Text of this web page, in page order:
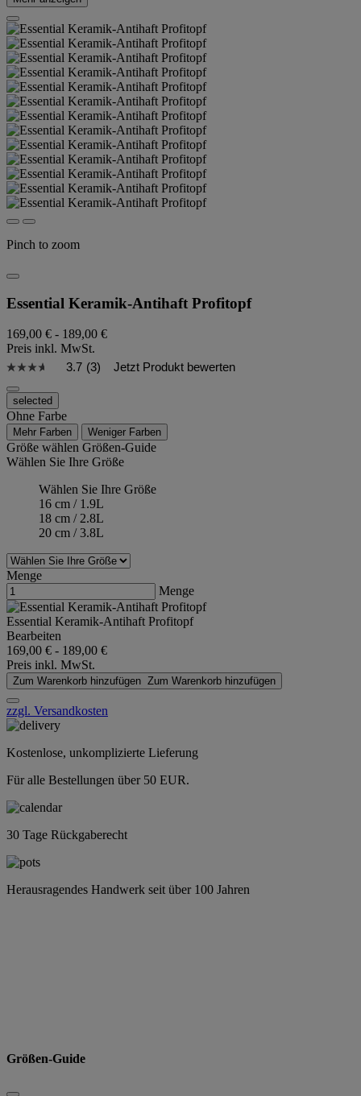
Pinch to zoom
Essential Keramik-Antihaft Profitopf
169,00 € - 189,00 €
Preis inkl. MwSt.
3.7 (3) Jetzt Produkt bewerten
selected
Ohne Farbe
Mehr Farben Weniger Farben
Größe wählen Größen-Guide
Wählen Sie Ihre Größe
Wählen Sie Ihre Größe
16 cm / 1.9L
18 cm / 2.8L
20 cm / 3.8L
Menge
Menge
Essential Keramik-Antihaft Profitopf
Bearbeiten
169,00 € - 189,00 €
Preis inkl. MwSt.
Zum Warenkorb hinzufügen Zum Warenkorb hinzufügen
zzgl. Versandkosten
Kostenlose, unkomplizierte Lieferung
Für alle Bestellungen über 50 EUR.
30 Tage Rückgaberecht
Herausragendes Handwerk seit über 100 Jahren
Größen-Guide